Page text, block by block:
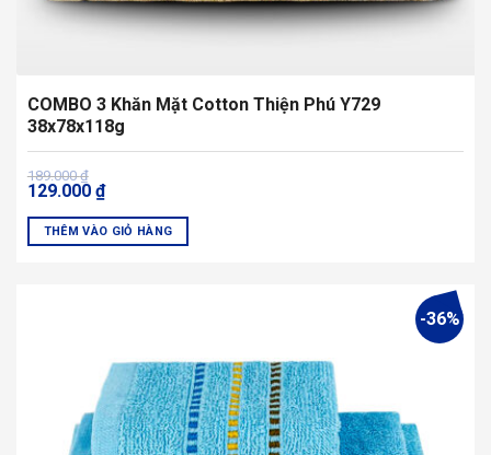
COMBO 3 Khăn Mặt Cotton Thiện Phú Y729
38x78x118g
189.000₫
Giá
gốc
189.000 ₫.
129.000 ₫
Giá
hiện
129.000 ₫.
THÊM VÀO GIỎ HÀNG
-36%